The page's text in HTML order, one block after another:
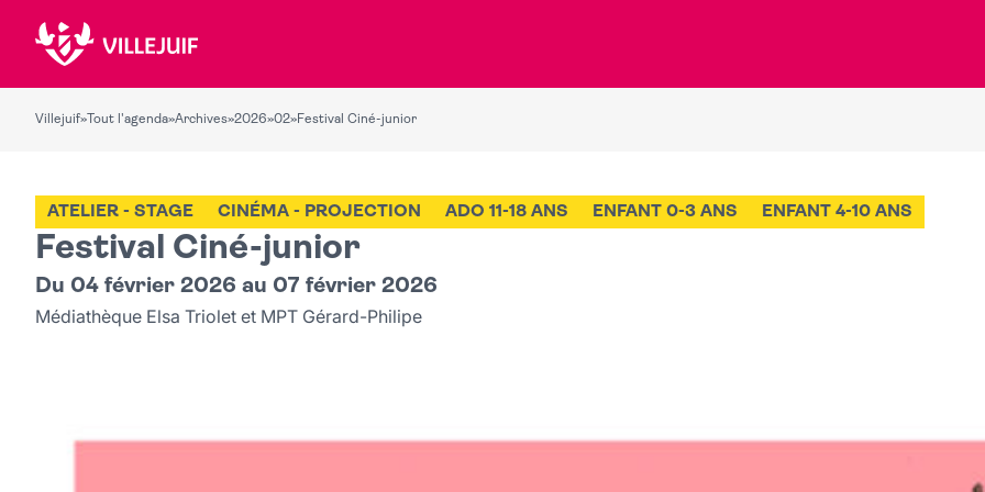
Villejuif» Tout l'agenda»Archives»2026»02»Festival Ciné-junior
Festival Ciné-junior
ATELIER - STAGE CINÉMA - PROJECTION ADO 11-18 ANS ENFANT 0-3 ANS ENFANT 4-10 ANS
Du 04 février 2026 au 07 février 2026
Médiathèque Elsa Triolet et MPT Gérard-Philipe